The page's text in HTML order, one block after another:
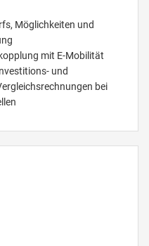
Möglichkeiten und
mit E-Mobilität
und
bei